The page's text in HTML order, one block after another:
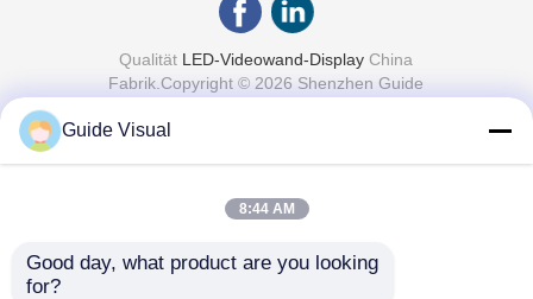
Qualität LED-Videowand-Display China
Fabrik.Copyright © 2026 Shenzhen Guide
Guide Visual
8:44 AM
Good day, what product are you looking
for?